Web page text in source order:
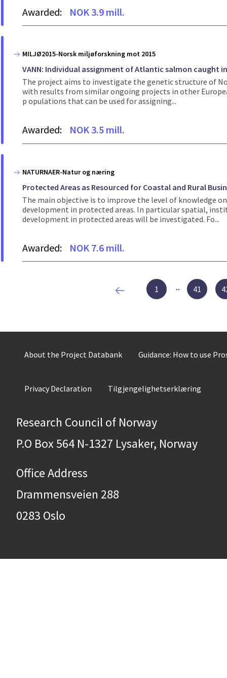
Awarded: NOK 3.9 mill.
MILJØ2015-Norsk miljøforskning mot 2015
VANN: Individual assignment of Atlantic salmon caught
The project aims to investigate the genetic structure of
with results from similar ongoing projects in other
p opulations that can be used for assigning...
Awarded: NOK 3.5 mill.
NATURNAER-Natur og næring
Protected Areas as Resourced for Coastal and Rural
The main objective is to improve the level of knowledge
development in protected areas. In particular spatial,
development in protected areas will be investigated. Fo...
Awarded: NOK 7.6 mill.
1 41
About the Project Databank Guidance: How to use
Privacy Declaration Tilgjengelighetserklæring
Research Council of Norway
P.O Box 564 N-1327 Lysaker, Norway
Office Address
Drammensveien 288
0283 Oslo